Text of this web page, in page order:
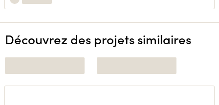
Découvrez des projets similaires